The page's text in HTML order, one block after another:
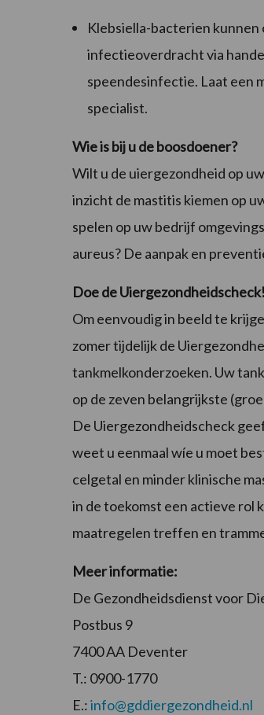
Klebsiella-bacterien
infectieoverdracht via
speendesinfectie. Laat een
specialist.
Wie is bij u de boosdoener?
Wilt u de uiergezondheid op
inzicht de mastitis kiemen op
spelen op uw bedrijf
aureus? De aanpak en
Doe de Uiergezondheidscheck!
Om eenvoudig in beeld te
zomer tijdelijk de
tankmelkonderzoeken. Uw
op de zeven belangrijkste
De Uiergezondheidscheck
weet u eenmaal wíe u moet
celgetal en minder klinische
in de toekomst een actieve rol
maatregelen treffen en
Meer informatie:
De Gezondheidsdienst voor
Postbus 9
7400 AA Deventer
T.: 0900-1770
E.:info@gddiergezondheid.nl